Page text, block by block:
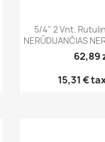
Greita
5/4" 2 Vnt.
NERŪDIJANČIAS
62,89
15,31 €